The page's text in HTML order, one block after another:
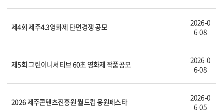
제4회 제주4.3영화제 단편경쟁 공모
2026-0
6-08
제5회 그린이니셔티브 60초 영화제 작품공모
2026-0
6-08
2026 제주콘텐츠진흥원 월드컵 응원페스타
2026-0
6-05